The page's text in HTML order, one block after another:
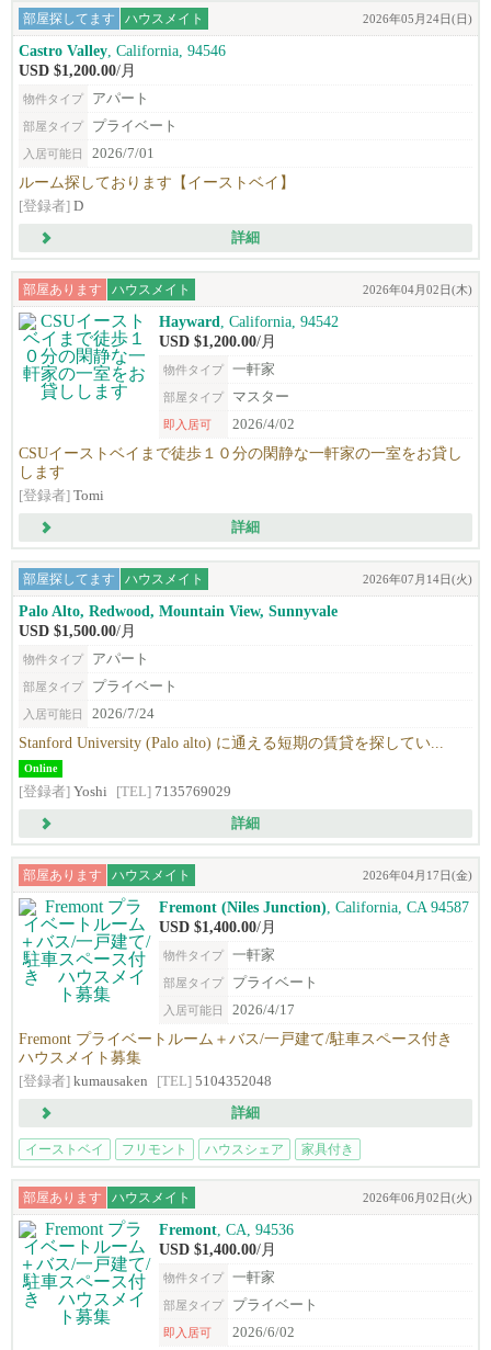
部屋探してます ハウスメイト 2026年05月24日(日)
Castro Valley , California, 94546
USD $1,200.00/月
物件タイプ アパート
部屋タイプ プライベート
入居可能日 2026/7/01
ルーム探しております【イーストベイ】
[登録者] D
詳細
部屋あります ハウスメイト 2026年04月02日(木)
Hayward , California, 94542
USD $1,200.00/月
物件タイプ 一軒家
部屋タイプ マスター
即入居可 2026/4/02
CSUイーストベイまで徒歩１０分の閑静な一軒家の一室をお貸し
します
[登録者] Tomi
詳細
部屋探してます ハウスメイト 2026年07月14日(火)
Palo Alto, Redwood, Mountain View, Sunnyvale
USD $1,500.00/月
物件タイプ アパート
部屋タイプ プライベート
入居可能日 2026/7/24
Stanford University (Palo alto) に通える短期の賃貸を探してい...
Online
[登録者] Yoshi [TEL] 7135769029
詳細
部屋あります ハウスメイト 2026年04月17日(金)
Fremont (Niles Junction) , California, CA 94587‎
USD $1,400.00/月
物件タイプ 一軒家
部屋タイプ プライベート
入居可能日 2026/4/17
Fremont プライベートルーム＋バス/一戸建て/駐車スペース付き
ハウスメイト募集
[登録者] kumausaken [TEL] 5104352048
詳細
イーストベイ フリモント ハウスシェア 家具付き
部屋あります ハウスメイト 2026年06月02日(火)
Fremont , CA, 94536
USD $1,400.00/月
物件タイプ 一軒家
部屋タイプ プライベート
即入居可 2026/6/02